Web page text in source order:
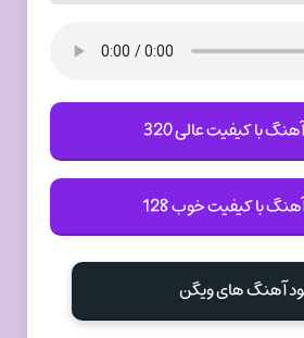
با کیفیت عالی 320
با کیفیت خوب 128
آهنگ های ویگن